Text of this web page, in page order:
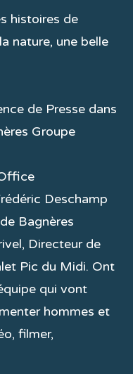
histoires de
nature, une belle
de Presse dans
Groupe
Deschamp
Bagnères
Directeur de
Pic du Midi. Ont
qui vont
hommes et
filmer,